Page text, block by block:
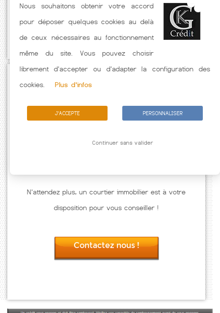
Taux Immobilier pratiqués par nos partenaires bancaires. Meilleur
Taux hors assurance. Taux crédit immobilier indicatif fonction des
caractéristiques de l'emprunteur.
N'attendez plus, un courtier immobilier est à votre
disposition pour vous conseiller !
Contactez nous !
Nous souhaitons obtenir votre accord
pour déposer quelques cookies au delà
de ceux nécessaires au fonctionnement
même du site. Vous pouvez choisir
librement d'accepter ou d'adapter la configuration des
cookies.
Plus d'infos
J'ACCEPTE PERSONNALISER
Continuer sans valider